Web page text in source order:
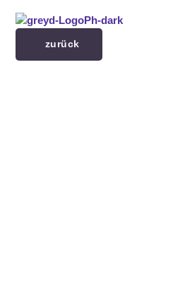
zurück